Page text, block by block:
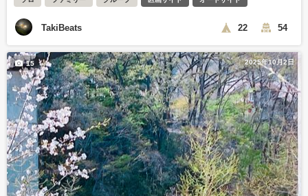
TakiBeats 22 54
2025年10月2日
15